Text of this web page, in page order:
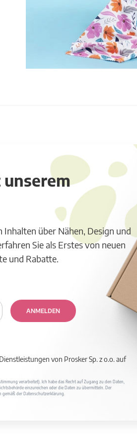
Inhalten über Nähen, Design und
Sie als Erstes von neuen
und Rabatte.
ANMELDEN
von Prosker Sp. z o.o. auf
verarbeitet). Ich habe das Recht auf Zugang zu den Daten,
einzureichen oder die Daten zu übermitteln. Der
gemäß der Datenschutzerklärung.